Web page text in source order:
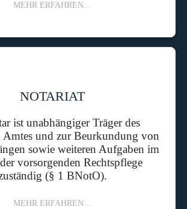
MEHR ERFAHREN…
NOTARIAT
ist unabhängiger Träger des
Amtes und zur Beurkundung von
sowie weiteren Aufgaben im
vorsorgenden Rechtspflege
(§ 1 BNotO).
MEHR ERFAHREN…